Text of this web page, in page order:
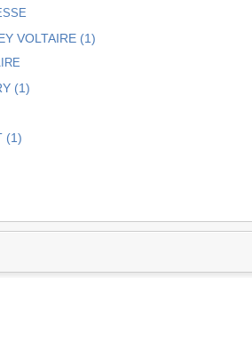
VOLTAIRE (1)
(1)
(1)